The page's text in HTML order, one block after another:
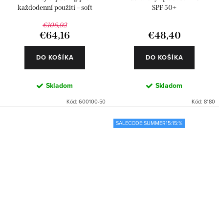
každodenní použití – soft
€106,92
€64,16
DO KOŠÍKA
Skladom
Kód: 600100-50
SPF 50+
€48,40
DO KOŠÍKA
Skladom
Kód: 8180
SALECODE:SUMMER15:15:%